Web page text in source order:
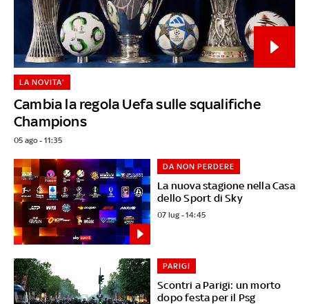
Cambia la regola Uefa sulle squalifiche
Champions
LA NOVITA'
05 ago - 11:35
La nuova stagione nella Casa
dello Sport di Sky
DA NON PERDERE
07 lug - 14:45
Scontri a Parigi: un morto
dopo festa per il Psg
PARIGI